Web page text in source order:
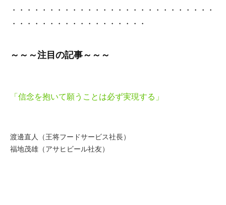
・・・・・・・・・・・・・・・・・・・・・・・・・・・
・・・・・・・・・・・・・・・・・・
～～～注目の記事～～～
「信念を抱いて願うことは必ず実現する」
渡邊直人（王将フードサービス社長）
福地茂雄（アサヒビール社友）